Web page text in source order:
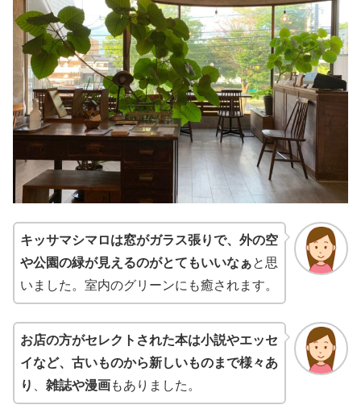
キッサマシマロは窓がガラス張りで、外の空
や公園の緑が見えるのがとてもいいなぁと思
いました。室内のグリーンにも癒されます。
お店の方がセレクトされた本は小説やエッセ
イなど、古いものから新しいものまで様々あ
り
雑誌や漫画もありました。